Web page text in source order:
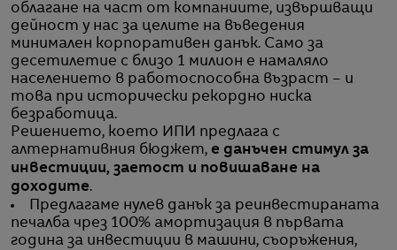
облагане на част от компаниите, извършващи
дейност у нас за целите на въведения
минимален корпоративен данък. Само за
десетилетие с близо 1 милион е намаляло
населението в работоспособна възраст – и
това при исторически рекордно ниска
безработица.
Решението, което ИПИ предлага с
алтернативния бюджет, е данъчен стимул за
инвестиции, заетост и повишаване на
доходите.
Предлагаме нулев данък за реинвестираната
печалба чрез 100% амортизация в първата
година за инвестиции в машини, съоръжения,